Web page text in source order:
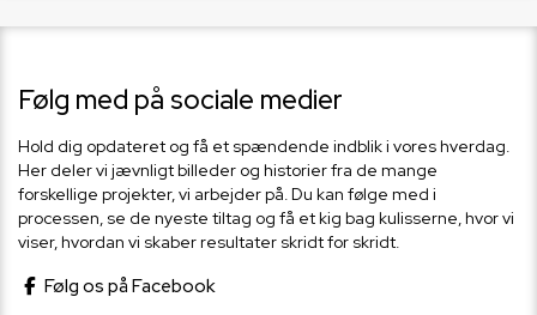
Følg med på sociale medier
Hold dig opdateret og få et spændende indblik i vores hverdag.
Her deler vi jævnligt billeder og historier fra de mange
forskellige projekter, vi arbejder på. Du kan følge med i
processen, se de nyeste tiltag og få et kig bag kulisserne, hvor vi
viser, hvordan vi skaber resultater skridt for skridt.
Følg os på Facebook